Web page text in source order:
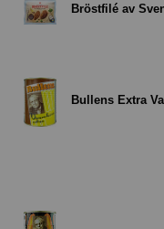
Bröstfilé av
Bullens Extra